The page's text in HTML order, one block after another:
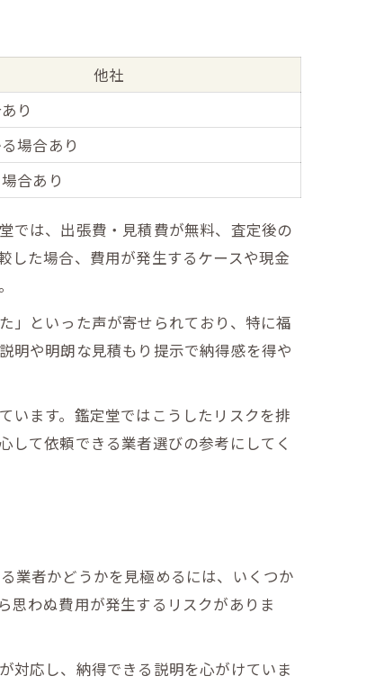
他社
り
場合あり
合あり
では、出張費・見積費が無料、査定後の
した場合、費用が発生するケースや現金
」といった声が寄せられており、特に福
明や明朗な見積もり提示で納得感を得や
います。鑑定堂ではこうしたリスクを排
して依頼できる業者選びの参考にしてく
業者かどうかを見極めるには、いくつか
思わぬ費用が発生するリスクがありま
対応し、納得できる説明を心がけていま